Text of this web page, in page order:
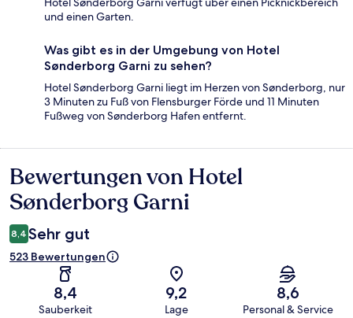
und einen Garten.
Was gibt es in der Umgebung von Hotel
Sønderborg Garni zu sehen?
Hotel Sønderborg Garni liegt im Herzen von Sønderborg, nur
3 Minuten zu Fuß von Flensburger Förde und 11 Minuten
Fußweg von Sønderborg Hafen entfernt.
Bewertungen
Bewertungen von Hotel
Sønderborg Garni
8,4 Sehr gut
523 Bewertungen
8,4
Sauberkeit
9,2
Lage
8,6
Personal & Service